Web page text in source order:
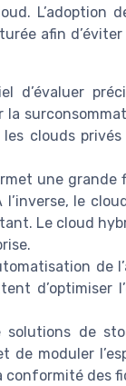
L’adoption
afin
d’évaluer
clouds
une
le
Le cloud
de
d’optimiser
de
de moduler
conformité des